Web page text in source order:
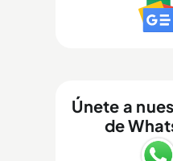
Únete a
de